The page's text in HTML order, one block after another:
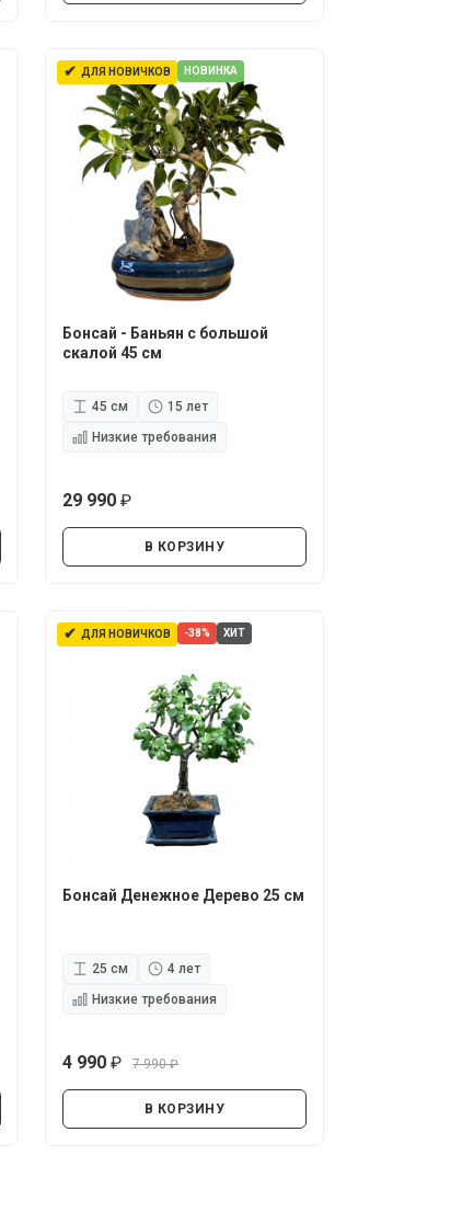
✔ ДЛЯ НОВИЧКОВ НОВИНКА
Бонсай - Баньян с большой
скалой 45 см
45 см
15 лет
Низкие требования
29 990
В КОРЗИНУ
✔ ДЛЯ НОВИЧКОВ -38% ХИТ
Бонсай Денежное Дерево 25 см
25 см
4 лет
Низкие требования
4 990
7 990
В КОРЗИНУ